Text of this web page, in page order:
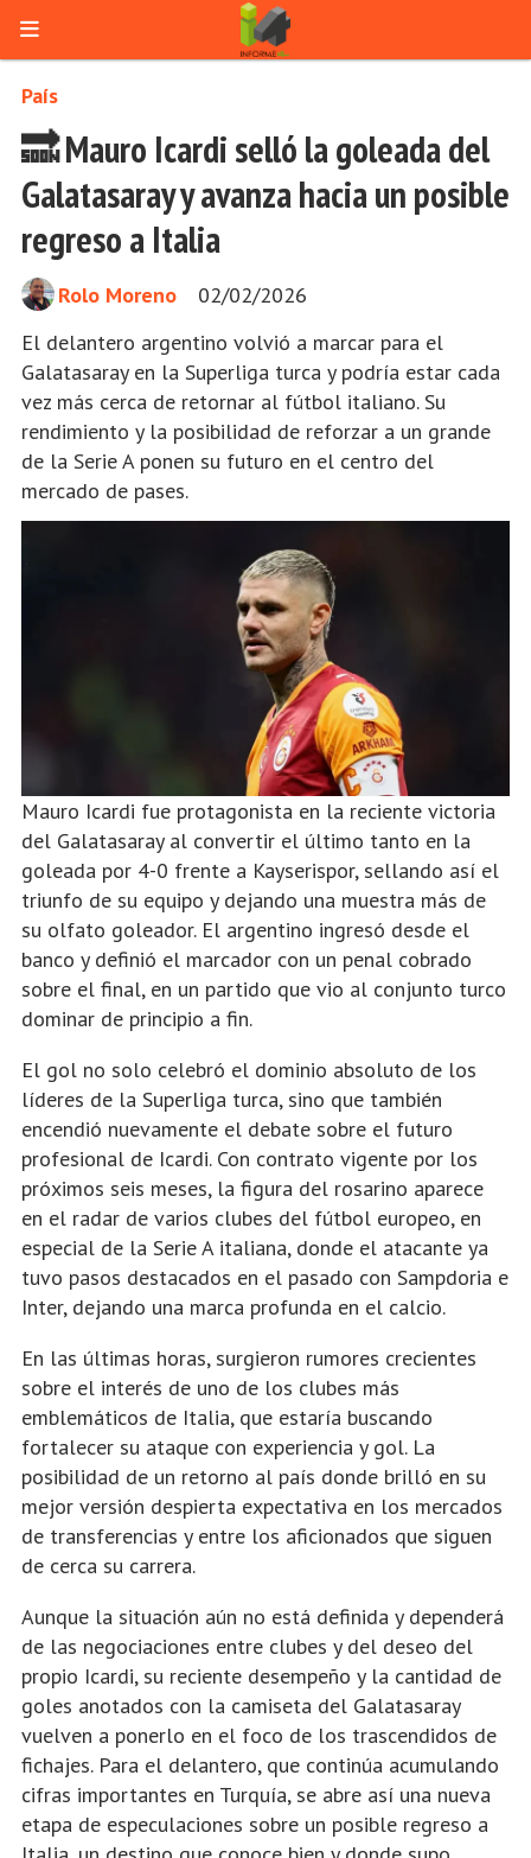
🔜 Mauro Icardi selló la goleada del
Galatasaray y avanza hacia un posible
regreso a Italia
El delantero argentino volvió a marcar para el
Galatasaray en la Superliga turca y podría estar cada
vez más cerca de retornar al fútbol italiano. Su
rendimiento y la posibilidad de reforzar a un grande
de la Serie A ponen su futuro en el centro del
mercado de pases.
País
02/02/2026
Rolo Moreno
Mauro Icardi fue protagonista en la reciente victoria
del Galatasaray al convertir el último tanto en la
goleada por 4-0 frente a Kayserispor, sellando así el
triunfo de su equipo y dejando una muestra más de
su olfato goleador. El argentino ingresó desde el
banco y definió el marcador con un penal cobrado
sobre el final, en un partido que vio al conjunto turco
dominar de principio a fin.
El gol no solo celebró el dominio absoluto de los
líderes de la Superliga turca, sino que también
encendió nuevamente el debate sobre el futuro
profesional de Icardi. Con contrato vigente por los
próximos seis meses, la figura del rosarino aparece
en el radar de varios clubes del fútbol europeo, en
especial de la Serie A italiana, donde el atacante ya
tuvo pasos destacados en el pasado con Sampdoria e
Inter, dejando una marca profunda en el calcio.
En las últimas horas, surgieron rumores crecientes
sobre el interés de uno de los clubes más
emblemáticos de Italia, que estaría buscando
fortalecer su ataque con experiencia y gol. La
posibilidad de un retorno al país donde brilló en su
mejor versión despierta expectativa en los mercados
de transferencias y entre los aficionados que siguen
de cerca su carrera.
Aunque la situación aún no está definida y dependerá
de las negociaciones entre clubes y del deseo del
propio Icardi, su reciente desempeño y la cantidad de
goles anotados con la camiseta del Galatasaray
vuelven a ponerlo en el foco de los trascendidos de
fichajes. Para el delantero, que continúa acumulando
cifras importantes en Turquía, se abre así una nueva
etapa de especulaciones sobre un posible regreso a